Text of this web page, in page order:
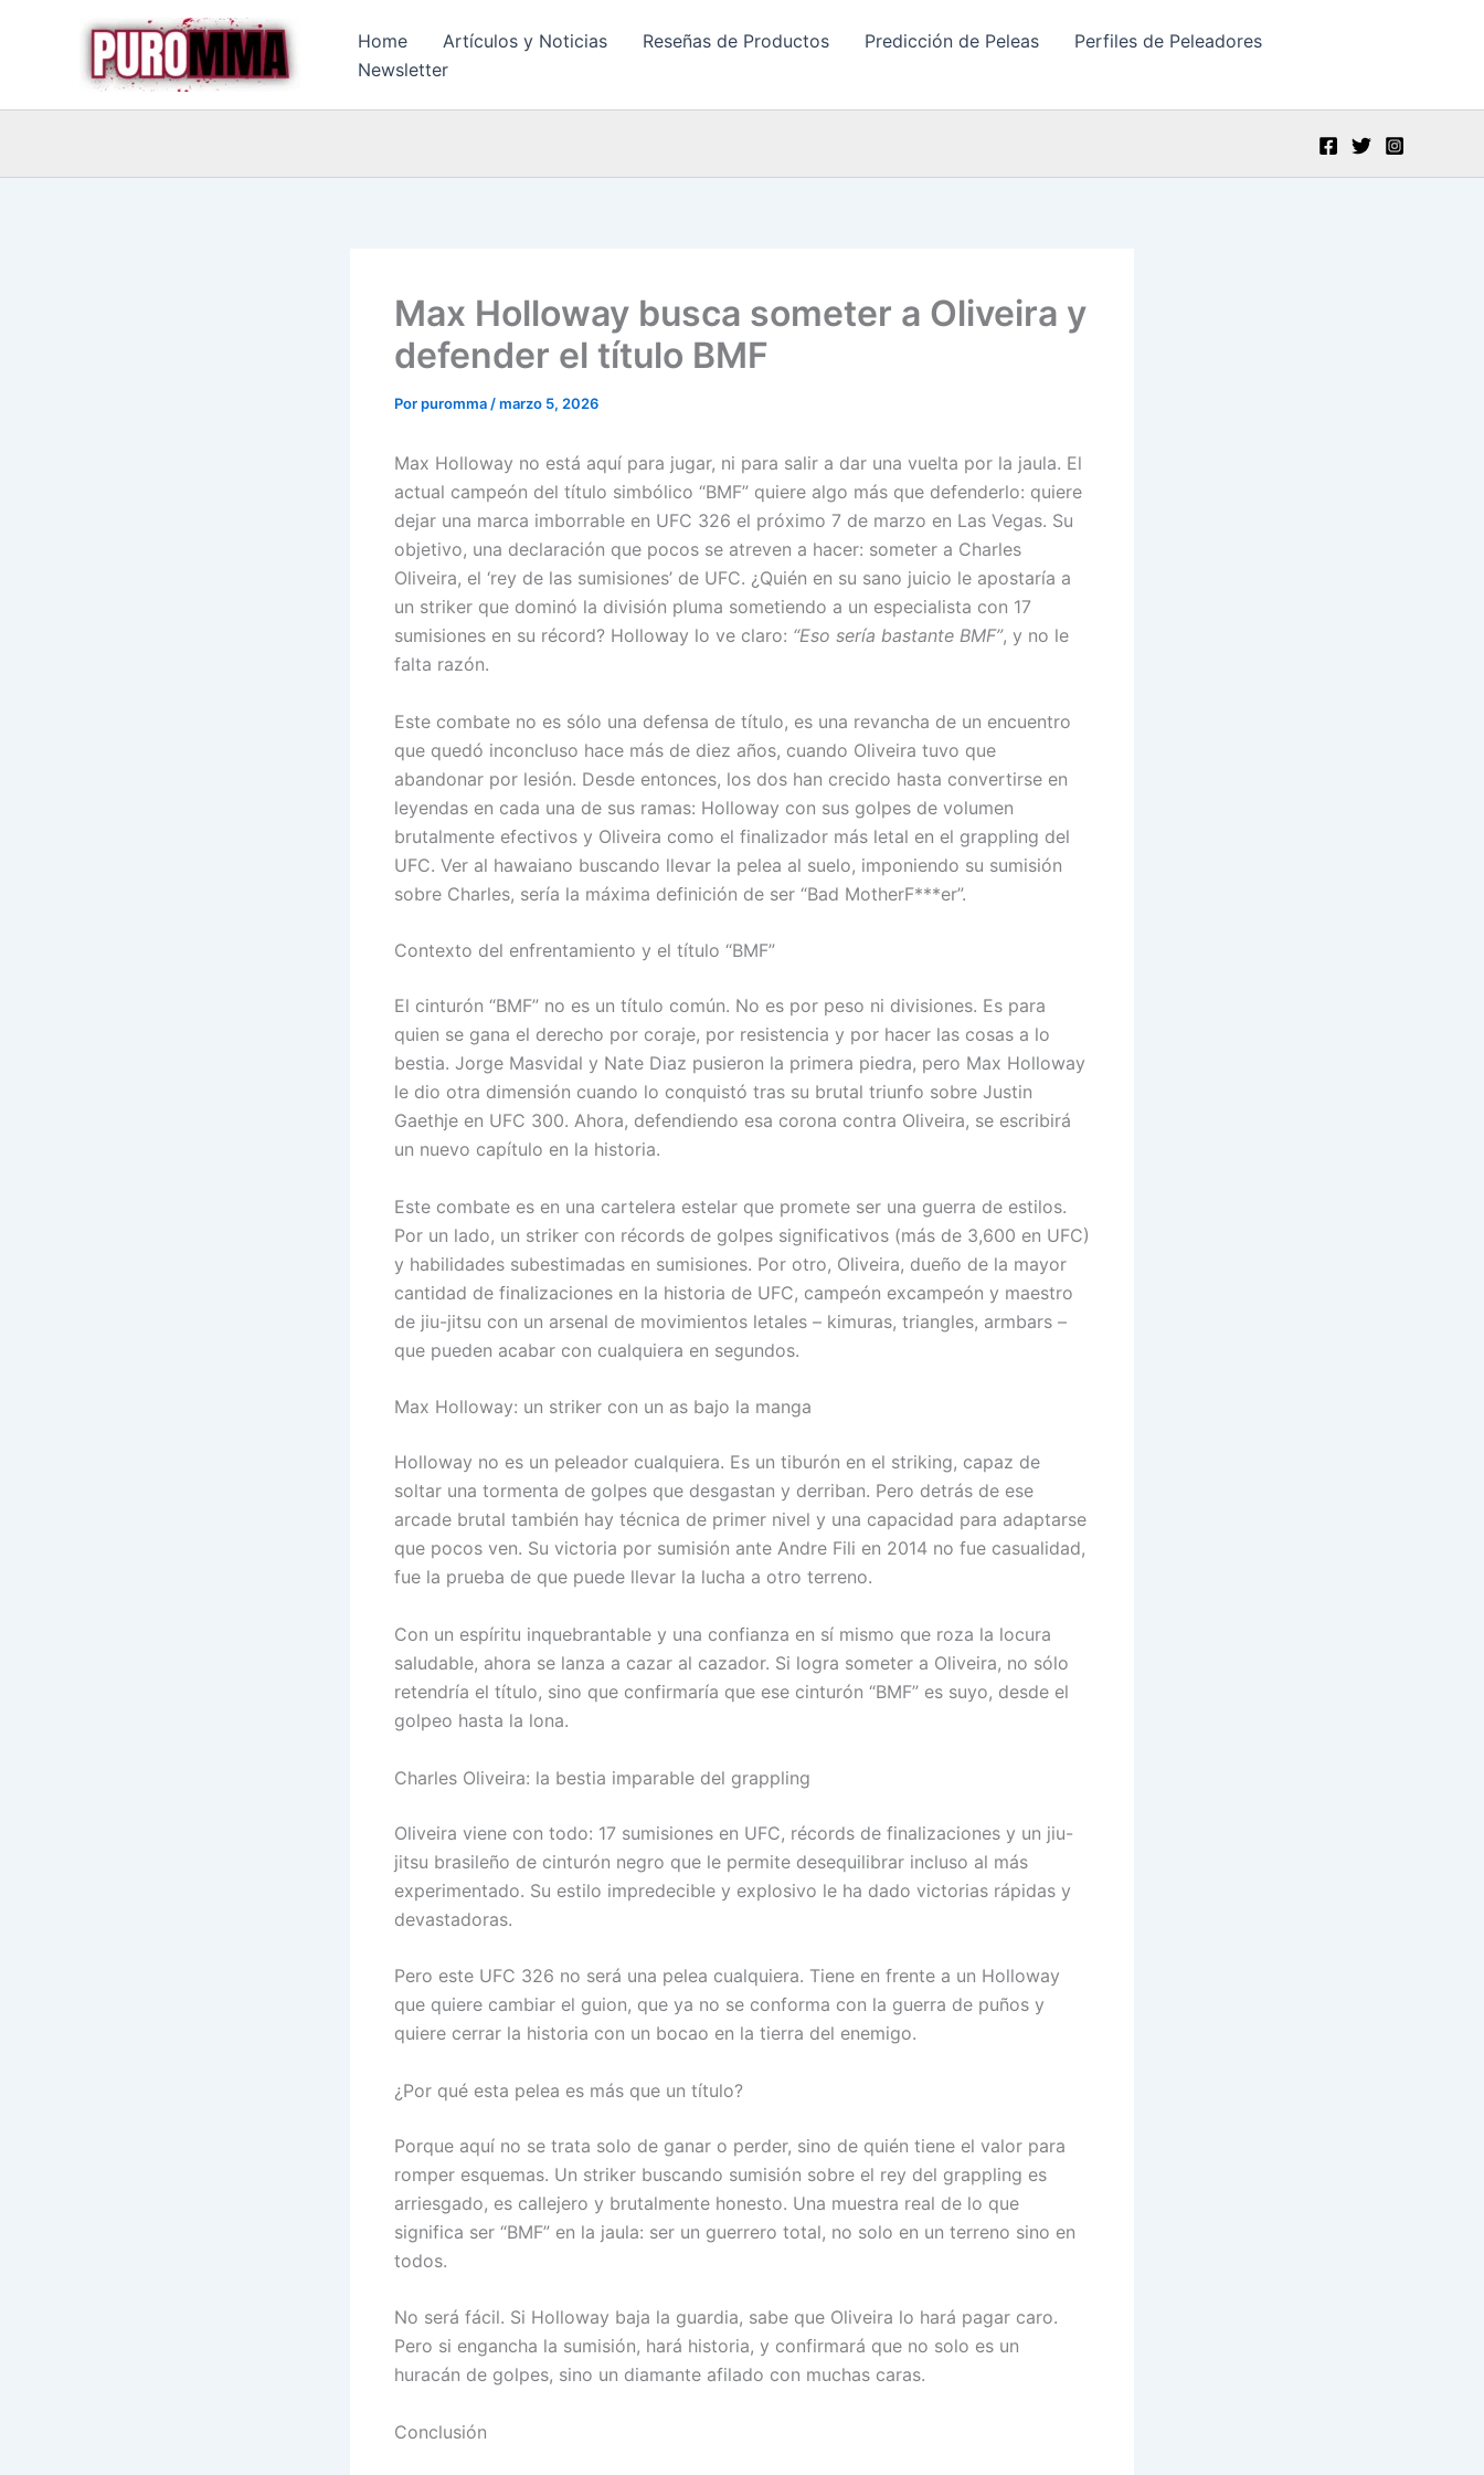
Home Artículos y Noticias Reseñas de Productos Predicción de Peleas
Perfiles de Peleadores
Newsletter
Max Holloway busca someter a Oliveira y
defender el título BMF
Porpuromma /marzo 5, 2026
Max Holloway no está aquí para jugar, ni para salir a dar una vuelta por la jaula. El
actual campeón del título simbólico “BMF” quiere algo más que defenderlo: quiere
dejar una marca imborrable en UFC 326 el próximo 7 de marzo en Las Vegas. Su
objetivo, una declaración que pocos se atreven a hacer: someter a Charles
Oliveira, el ‘rey de las sumisiones’ de UFC. ¿Quién en su sano juicio le apostaría a
un striker que dominó la división pluma sometiendo a un especialista con 17
sumisiones en su récord? Holloway lo ve claro: “Eso sería bastante BMF”, y no le
falta razón.
Este combate no es sólo una defensa de título, es una revancha de un encuentro
que quedó inconcluso hace más de diez años, cuando Oliveira tuvo que
abandonar por lesión. Desde entonces, los dos han crecido hasta convertirse en
leyendas en cada una de sus ramas: Holloway con sus golpes de volumen
brutalmente efectivos y Oliveira como el finalizador más letal en el grappling del
UFC. Ver al hawaiano buscando llevar la pelea al suelo, imponiendo su sumisión
sobre Charles, sería la máxima definición de ser “Bad MotherF***er”.
Contexto del enfrentamiento y el título “BMF”
El cinturón “BMF” no es un título común. No es por peso ni divisiones. Es para
quien se gana el derecho por coraje, por resistencia y por hacer las cosas a lo
bestia. Jorge Masvidal y Nate Diaz pusieron la primera piedra, pero Max Holloway
le dio otra dimensión cuando lo conquistó tras su brutal triunfo sobre Justin
Gaethje en UFC 300. Ahora, defendiendo esa corona contra Oliveira, se escribirá
un nuevo capítulo en la historia.
Este combate es en una cartelera estelar que promete ser una guerra de estilos.
Por un lado, un striker con récords de golpes significativos (más de 3,600 en UFC)
y habilidades subestimadas en sumisiones. Por otro, Oliveira, dueño de la mayor
cantidad de finalizaciones en la historia de UFC, campeón excampeón y maestro
de jiu-jitsu con un arsenal de movimientos letales – kimuras, triangles, armbars –
que pueden acabar con cualquiera en segundos.
Max Holloway: un striker con un as bajo la manga
Holloway no es un peleador cualquiera. Es un tiburón en el striking, capaz de
soltar una tormenta de golpes que desgastan y derriban. Pero detrás de ese
arcade brutal también hay técnica de primer nivel y una capacidad para adaptarse
que pocos ven. Su victoria por sumisión ante Andre Fili en 2014 no fue casualidad,
fue la prueba de que puede llevar la lucha a otro terreno.
Con un espíritu inquebrantable y una confianza en sí mismo que roza la locura
saludable, ahora se lanza a cazar al cazador. Si logra someter a Oliveira, no sólo
retendría el título, sino que confirmaría que ese cinturón “BMF” es suyo, desde el
golpeo hasta la lona.
Charles Oliveira: la bestia imparable del grappling
Oliveira viene con todo: 17 sumisiones en UFC, récords de finalizaciones y un jiu-
jitsu brasileño de cinturón negro que le permite desequilibrar incluso al más
experimentado. Su estilo impredecible y explosivo le ha dado victorias rápidas y
devastadoras.
Pero este UFC 326 no será una pelea cualquiera. Tiene en frente a un Holloway
que quiere cambiar el guion, que ya no se conforma con la guerra de puños y
quiere cerrar la historia con un bocao en la tierra del enemigo.
¿Por qué esta pelea es más que un título?
Porque aquí no se trata solo de ganar o perder, sino de quién tiene el valor para
romper esquemas. Un striker buscando sumisión sobre el rey del grappling es
arriesgado, es callejero y brutalmente honesto. Una muestra real de lo que
significa ser “BMF” en la jaula: ser un guerrero total, no solo en un terreno sino en
todos.
No será fácil. Si Holloway baja la guardia, sabe que Oliveira lo hará pagar caro.
Pero si engancha la sumisión, hará historia, y confirmará que no solo es un
huracán de golpes, sino un diamante afilado con muchas caras.
Conclusión